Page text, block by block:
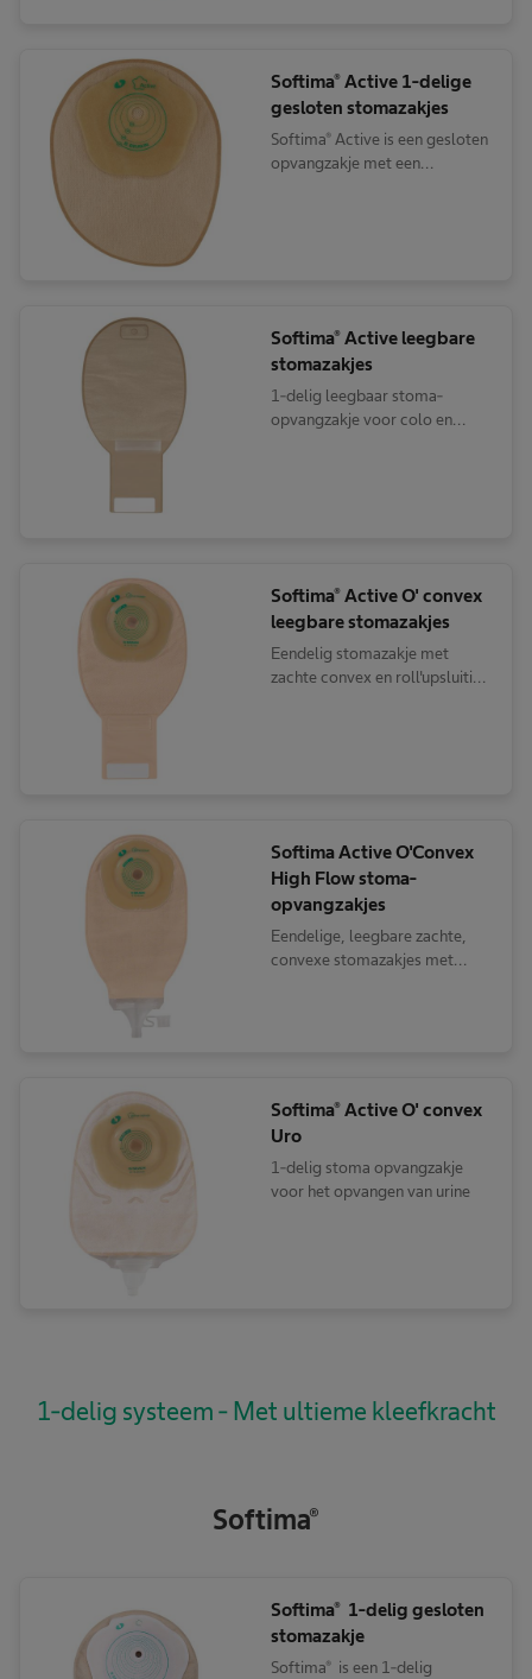
Softima® Active 1-delige
gesloten stomazakjes
Softima® Active is een gesloten
opvangzakje met een
Softima® Active leegbare
stomazakjes
1-delig leegbaar stoma-
opvangzakje voor colo en
Softima® Active O' convex
leegbare stomazakjes
Eendelig stomazakje met
zachte convex en roll'upsluiting
Softima Active O'Convex
High Flow stoma-
opvangzakjes
Eendelige, leegbare zachte,
convexe stomazakjes met
Softima® Active O' convex
Uro
1-delig stoma opvangzakje
voor het opvangen van urine
1-delig systeem - Met ultieme kleefkracht
Softima®
Softima® 1-delig gesloten
stomazakje
Softima® is een 1-delig